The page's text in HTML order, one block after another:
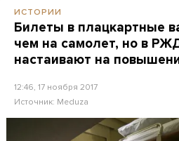
ИСТОРИИ
Билеты в плацкартные
чем на самолет, но в
настаивают на
12:46, 17 ноября 2017
Источник: Meduza